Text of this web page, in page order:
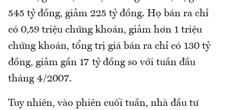
545 tỷ đồng, giảm 225 tỷ đồng. Họ bán ra chỉ
có 0,59 triệu chứng khoán, giảm hơn 1 triệu
chứng khoán, tổng trị giá bán ra chỉ có 130 tỷ
đồng, giảm gần 17 tỷ đồng so với tuần đầu
tháng 4/2007.
Tuy nhiên, vào phiên cuối tuần, nhà đầu tư